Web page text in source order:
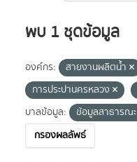
พบ 1 ชุดข้อมูล
องค์กร: สายงานผลิตน้ำ
การประปานครหลวง
บาลข้อมูล:
ข้อมูลสาธารณะ
กรองผลลัพธ์